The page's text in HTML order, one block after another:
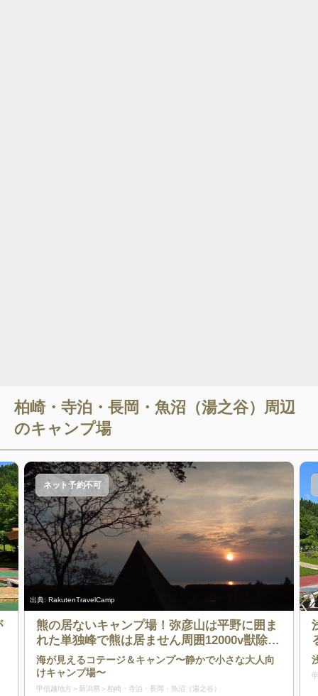
柏崎・寺泊・長岡・魚沼（湯之谷） 周辺
のキャンプ場
出典: RakutenTravelCamp
ネット予約不可
熊の居ないキャンプ場！弥彦山は平野に囲ま
れた単独峰で熊は居ません周囲12000v獣除け
電気柵設置で安心！コテージは雨でもテラス
でBBQ可能※要腰高グリル☆ 管理人24時間
滞在マナー遵守で安心！寺泊海の近く弥彦山
海が見えるコテージ＆キャンプ〜静かで小さな大人向
けキャンプ場〜
甲信越地方 新潟県 柏崎・寺泊・長岡・魚沼（湯之谷）